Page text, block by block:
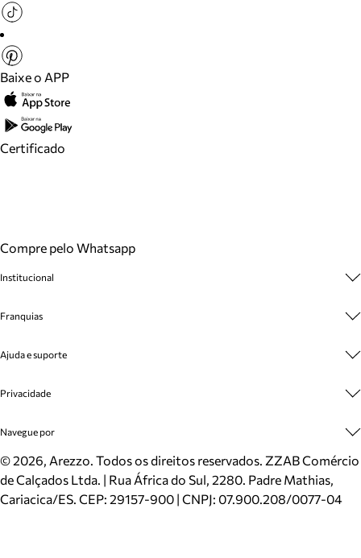
Baixe o APP
Certificado
Compre pelo Whatsapp
Institucional
Cashback
Venda Corporativa
Mapa do Site
Inverno
Mundo Arezzo
Franquias
Plano de Negócio
Ajuda e suporte
Cadastro
Meus Pedidos
Trocas e Devoluções
Cartão Presente
Localizador de lojas
Privacidade
Politica e Privacidade
Navegue por
Sapatos
Bolsas
Scarpins
©2026, Arezzo. Todos os direitos reservados. ZZAB Comércio
de Calçados Ltda. | Rua África do Sul, 2280. Padre Mathias,
Cariacica/ES. CEP: 29157-900 | CNPJ: 07.900.208/0077-04